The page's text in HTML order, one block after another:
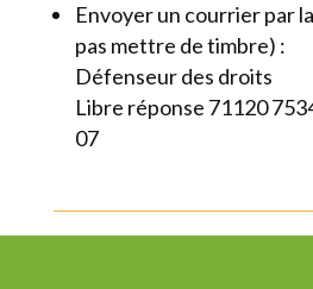
Envoyer un courrier par
pas mettre de timbre) :
Défenseur des droits
Libre réponse 71120
07